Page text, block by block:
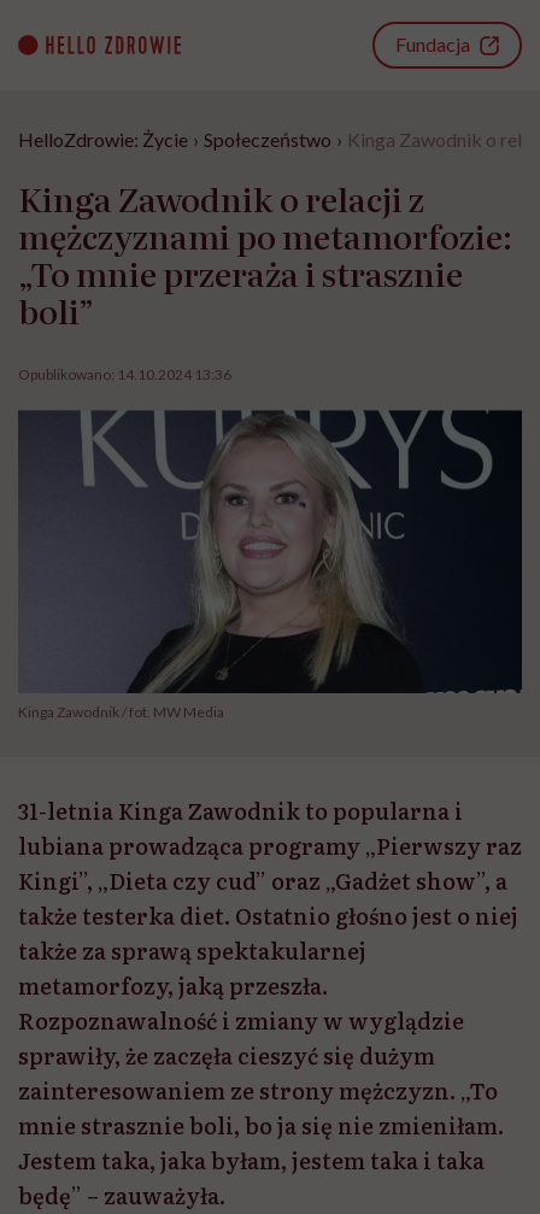
content
Fundacja
HelloZdrowie: Życie › Społeczeństwo › Kinga Zawodnik o
Kinga Zawodnik o relacji z
mężczyznami po metamorfozie:
„To mnie przeraża i strasznie
boli”
Opublikowano: 14.10.2024 13:36
Kinga Zawodnik / fot. MW Media
31-letnia Kinga Zawodnik to popularna i
lubiana prowadząca programy „Pierwszy raz
Kingi”, „Dieta czy cud” oraz „Gadżet show”, a
także testerka diet. Ostatnio głośno jest o niej
także za sprawą spektakularnej
metamorfozy, jaką przeszła.
Rozpoznawalność i zmiany w wyglądzie
sprawiły, że zaczęła cieszyć się dużym
zainteresowaniem ze strony mężczyzn. „To
mnie strasznie boli, bo ja się nie zmieniłam.
Jestem taka, jaka byłam, jestem taka i taka
będę” – zauważyła.